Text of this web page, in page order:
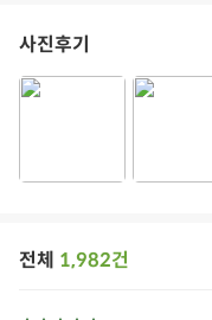
사진후기
전체 1,982건